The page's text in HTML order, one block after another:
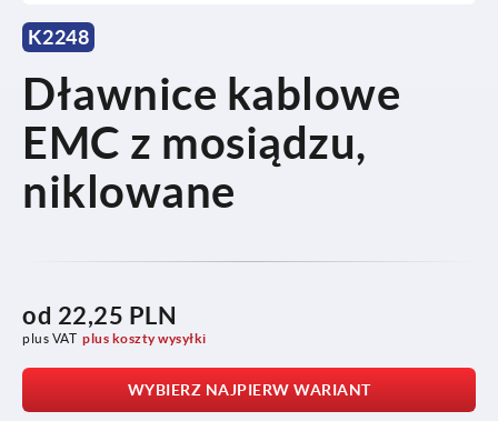
K2248
Dławnice kablowe
EMC z mosiądzu,
niklowane
od 22,25 PLN
plus VAT plus koszty wysyłki
WYBIERZ NAJPIERW WARIANT